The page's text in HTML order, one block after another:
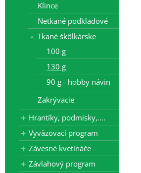
Klince
Netkané podkladové
Tkané škôlkárske
100 g
130 g
90 g - hobby návin
Zakrývacie
Hrantíky, podmisky,....
Vyväzovací program
Závesné kvetináče
Závlahový program